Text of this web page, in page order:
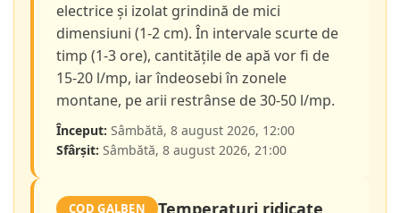
electrice și izolat grindină de mici
dimensiuni (1-2 cm). În intervale scurte de
timp (1-3 ore), cantitățile de apă vor fi de
15-20 l/mp, iar îndeosebi în zonele
montane, pe arii restrânse de 30-50 l/mp.
Început: Sâmbătă, 8 august 2026, 12:00
Sfârșit: Sâmbătă, 8 august 2026, 21:00
COD GALBEN